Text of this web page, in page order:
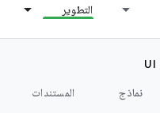
التطوير
UI
نماذج المستندات